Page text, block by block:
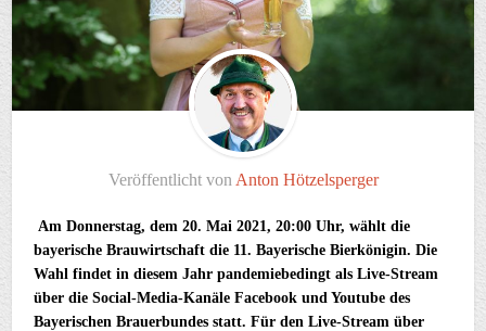
Veröffentlicht von Anton Hötzelsperger
Am Donnerstag, dem 20. Mai 2021, 20:00 Uhr, wählt die
bayerische Brauwirtschaft die 11. Bayerische Bierkönigin. Die
Wahl findet in diesem Jahr pandemiebedingt als Live-Stream
über die Social-Media-Kanäle Facebook und Youtube des
Bayerischen Brauerbundes statt. Für den Live-Stream über